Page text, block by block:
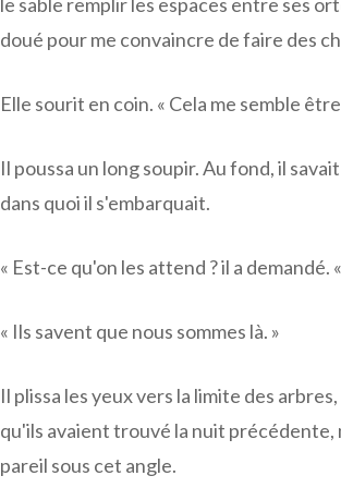
doué pour me convaincre de faire des
Elle sourit en coin. « Cela me semble
Il poussa un long soupir. Au fond, il
dans quoi il s'embarquait.
« Est-ce qu'on les attend ? il a demandé.
« Ils savent que nous sommes là. »
Il plissa les yeux vers la limite des
qu'ils avaient trouvé la nuit précédente,
pareil sous cet angle.